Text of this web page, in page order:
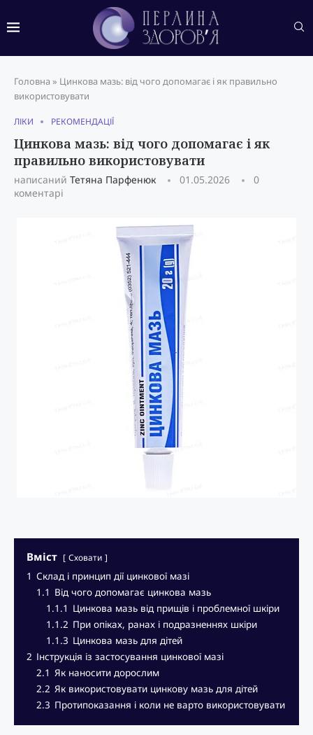
Головна » Цинкова мазь: від чого допомагає і як правильно
використовувати
ЛІКИ РЕКОМЕНДАЦІЇ
Цинкова мазь: від чого допомагає і як
правильно використовувати
написаний Тетяна Парфенюк 01.05.2026
0
коментарі
Вміст Сховати
1 Склад і принцип дії цинкової мазі
1.1 Від чого допомагає цинкова мазь
1.1.1 Цинкова мазь від прищів і проблемної шкіри
1.1.2 При опіках, ранах і подразненнях шкіри
1.1.3 Цинкова мазь для дітей
2 Інструкція із застосування цинкової мазі
2.1 Як наносити дорослим
2.2 Як використовувати цинкову мазь для дітей
2.3 Протипоказання і коли не варто використовувати